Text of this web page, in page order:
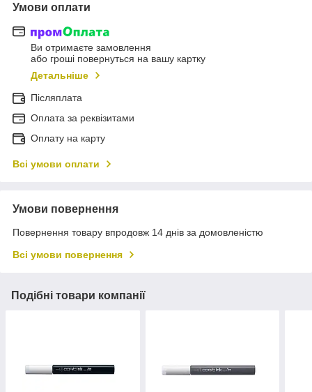
Умови оплати
Ви отримаєте замовлення
або гроші повернуться на вашу картку
Детальніше
Післяплата
Оплата за реквізитами
Оплату на карту
Всі умови оплати
Умови повернення
Повернення товару впродовж 14 днів за домовленістю
Всі умови повернення
Подібні товари компанії